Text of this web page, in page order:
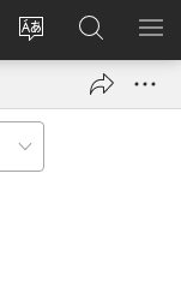
サ
ト
の
言
ロ
グ
ン
し
JW.ORG
の
検
メ
を